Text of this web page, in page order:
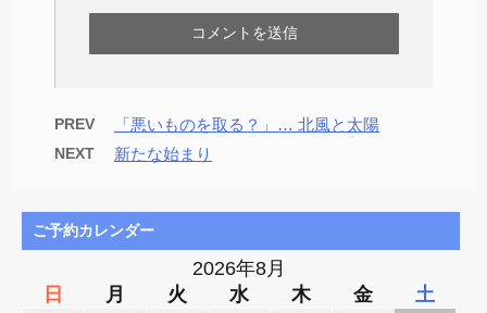
PREV 「悪いものを取る？」… 北風と太陽
NEXT 新たな始まり
ご予約カレンダー
2026年8月
日
月 火 水 木 金 土